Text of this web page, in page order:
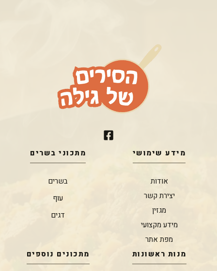
מידע שימושי
אודות
יצירת קשר
מגזין
מידע מקצועי
מפת אתר
מתכוני בשרים
בשרים
עוף
דגים
מנות ראשונות מתכונים נוספים